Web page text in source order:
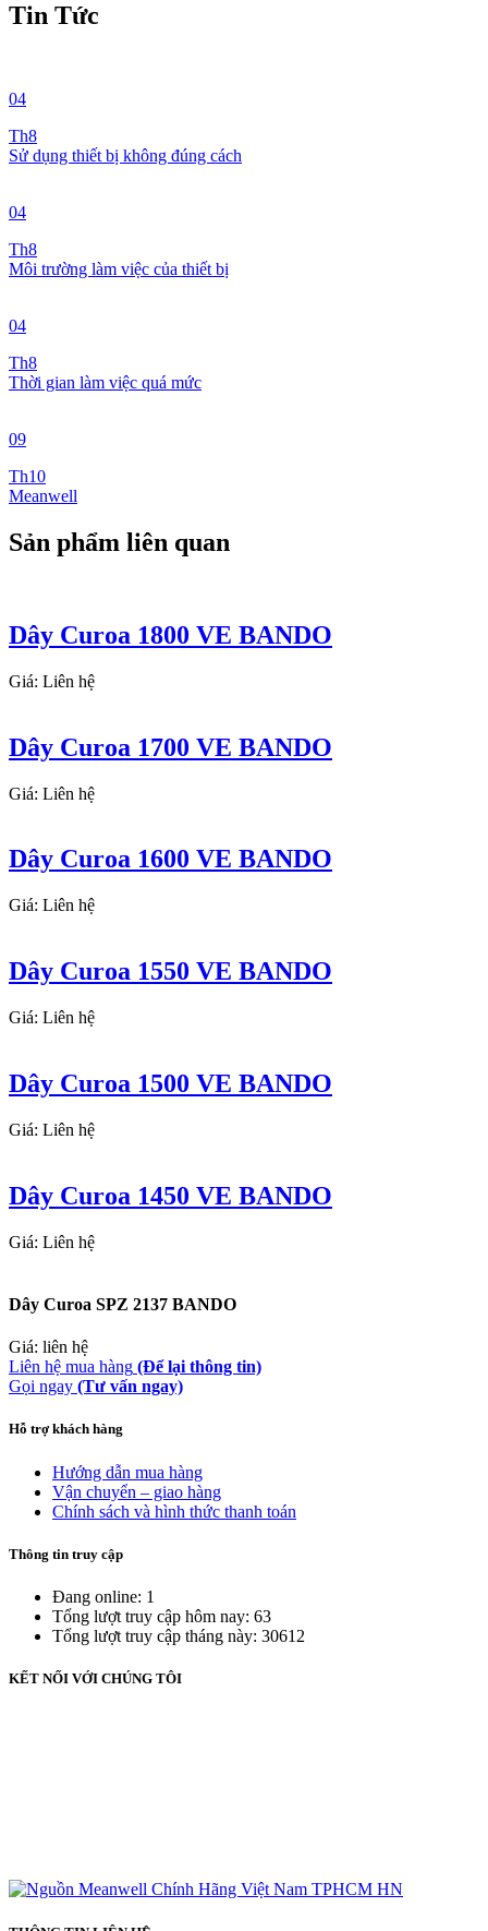
Tin Tức
04
Th8
Sử dụng thiết bị không đúng cách
04
Th8
Môi trường làm việc của thiết bị
04
Th8
Thời gian làm việc quá mức
09
Th10
Meanwell
Sản phẩm liên quan
Dây Curoa 1800 VE BANDO
Giá: Liên hệ
Dây Curoa 1700 VE BANDO
Giá: Liên hệ
Dây Curoa 1600 VE BANDO
Giá: Liên hệ
Dây Curoa 1550 VE BANDO
Giá: Liên hệ
Dây Curoa 1500 VE BANDO
Giá: Liên hệ
Dây Curoa 1450 VE BANDO
Giá: Liên hệ
Dây Curoa SPZ 2137 BANDO
Giá: liên hệ
Liên hệ mua hàng (Để lại thông tin)
Gọi ngay (Tư vấn ngay)
Hỗ trợ khách hàng
Hướng dẫn mua hàng
Vận chuyển – giao hàng
Chính sách và hình thức thanh toán
Thông tin truy cập
Đang online: 1
Tổng lượt truy cập hôm nay: 63
Tổng lượt truy cập tháng này: 30612
KẾT NỐI VỚI CHÚNG TÔI